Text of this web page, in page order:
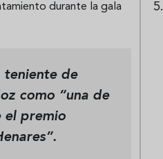
durante la gala
teniente de
como “una de
el premio